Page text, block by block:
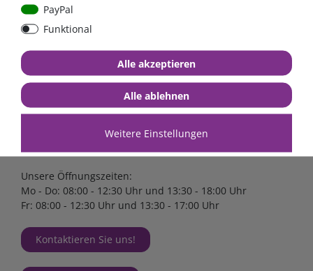
FraRon electronic GmbH
Industriestr. 2a
63825 Schöllkrippen
+49 (0)6024 6341560
Unsere Öffnungszeiten:
Mo - Do: 08:00 - 12:30 Uhr und 13:30 - 18:00 Uhr
Fr: 08:00 - 12:30 Uhr und 13:30 - 17:00 Uhr
Kontaktieren Sie uns!
PayPal
Funktional
Weitere Einstellungen
Alle akzeptieren
Alle ablehnen